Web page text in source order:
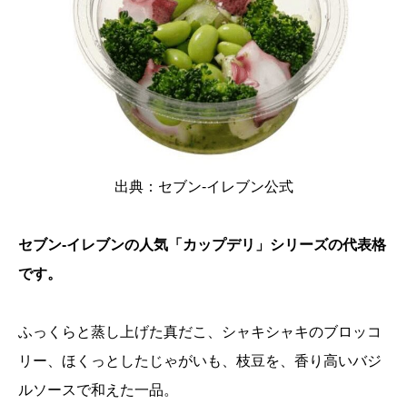
出典： セブン-イレブン公式
セブン-イレブンの人気「カップデリ」シリーズの代表格
です。
ふっくらと蒸し上げた真だこ、シャキシャキのブロッコ
リー、ほくっとしたじゃがいも、枝豆を、香り高いバジ
ルソースで和えた一品。